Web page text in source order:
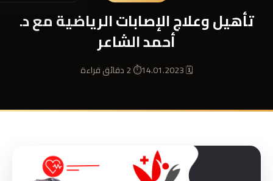
تأهيل وعلاج الإصابات الرياضية مع د.
أحمد الشاعر
🗓 14.01.2023 ⏱ 2 دقائق قراءة